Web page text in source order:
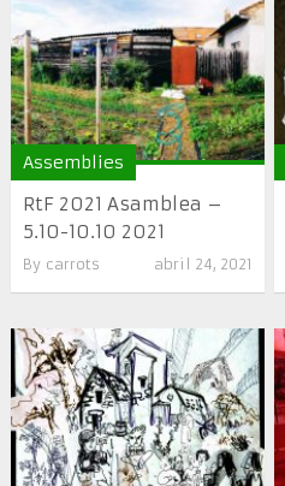
Assemblies
RtF 2021 Asamblea –
5.10-10.10 2021
By carrots abril 24, 2021